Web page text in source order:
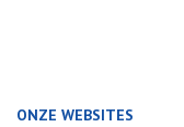
ONZE WEBSITES